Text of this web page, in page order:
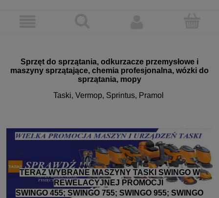
Sprzęt do sprzątania, odkurzacze przemysłowe i
maszyny sprzątające, chemia profesjonalna, wózki do
sprzątania, mopy
Taski, Vermop, Sprintus, Pramol
TERAZ WYBRANE MASZYNY TASKI SWINGO W
REWELACYJNEJ PROMOCJI
SWINGO 455; SWINGO 755; SWINGO 955; SWINGO